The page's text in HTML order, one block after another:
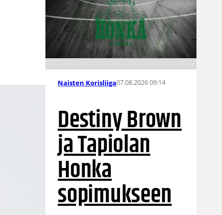
Naisten Korisliiga07.08.2026 09:14
Destiny Brown
ja Tapiolan
Honka
sopimukseen